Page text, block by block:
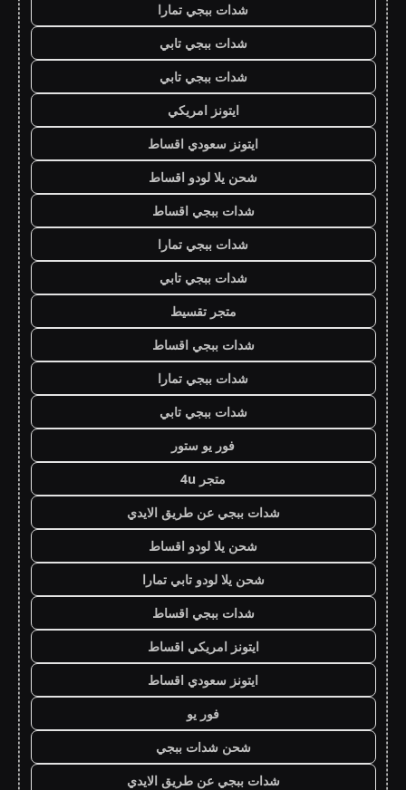
شدات ببجي تمارا
شدات ببجي تابي
شدات ببجي تابي
ايتونز امريكي
ايتونز سعودي اقساط
شحن يلا لودو اقساط
شدات ببجي اقساط
شدات ببجي تمارا
شدات ببجي تابي
متجر تقسيط
شدات ببجي اقساط
شدات ببجي تمارا
شدات ببجي تابي
فور يو ستور
متجر 4u
شدات ببجي عن طريق الايدي
شحن يلا لودو اقساط
شحن يلا لودو تابي تمارا
شدات ببجي اقساط
ايتونز امريكي اقساط
ايتونز سعودي اقساط
فور يو
شحن شدات ببجي
شدات ببجي عن طريق الايدي